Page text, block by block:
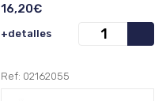
16,20€
+detalles
Ref: 02162055